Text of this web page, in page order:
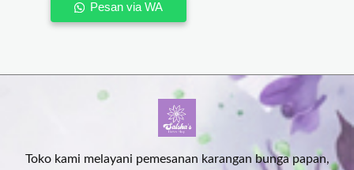
Pesan via WA
Toko kami melayani pemesanan karangan bunga papan,